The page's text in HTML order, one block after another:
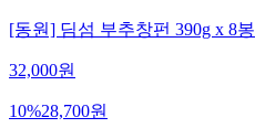
[동원] 딤섬 부추창펀 390g x 8봉
32,000원
10%28,700원